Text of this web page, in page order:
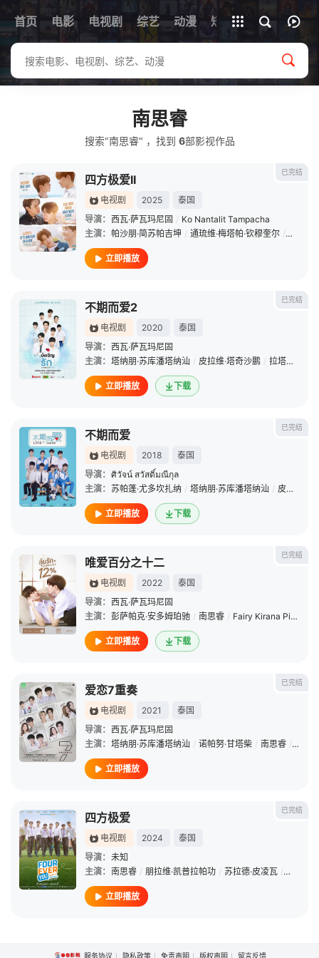
首页 电影 电视剧 综艺 动漫 短剧
全部影片
南思睿
搜索"南思睿" ，找到 6部影视作品
已完结
四方极爱II
电视剧 2025
泰国
导演： 西瓦·萨瓦玛尼固 / Ko Nantalit Tampacha
主演： 帕沙朋·简苏帕吉坤 / 通琉维·梅塔帕·钦穆奎尔 / 阿努帕
立即播放
已完结
不期而爱2
电视剧 2020
泰国
导演： 西瓦·萨瓦玛尼固
主演： 塔纳朋·苏库潘塔纳汕 / 皮拉维·塔奇沙鹏 / 拉塔维·吉沃叻拉
立即播放 下载
已完结
不期而爱
电视剧 2018
泰国
导演： ศิวัจน์ สวัสดิ์มณีกุล
主演： 苏帕蓬·尤多坎扎纳 / 塔纳朋·苏库潘塔纳汕 / 皮拉维·塔奇沙鹏
立即播放 下载
已完结
唯爱百分之十二
电视剧 2022
泰国
导演： 西瓦·萨瓦玛尼固
主演： 彭萨帕克·安多姆珀驰 / 南思睿 / Fairy Kirana Pipityakorn
立即播放 下载
已完结
爱恋7重奏
电视剧 2021
泰国
导演： 西瓦·萨瓦玛尼固
主演： 塔纳朋·苏库潘塔纳汕 / 诺帕努·甘塔柴 / 南思睿 / 瓦鲁
立即播放
已完结
四方极爱
电视剧 2024
泰国
导演： 未知
主演： 南思睿 / 朋拉维·凯普拉帕功 / 苏拉德·皮凌瓦 / 拉差塔·
立即播放
服务协议 隐私政策 免责声明 版权声明 留言反馈